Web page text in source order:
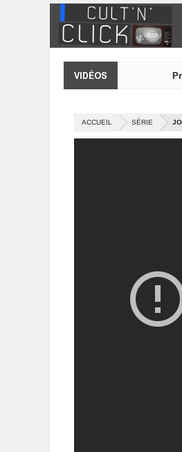
Aller au contenu principal
VIDÉOS
ACCUEIL SÉRIE